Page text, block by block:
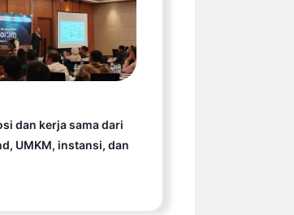
dan kerja sama dari
UMKM, instansi, dan